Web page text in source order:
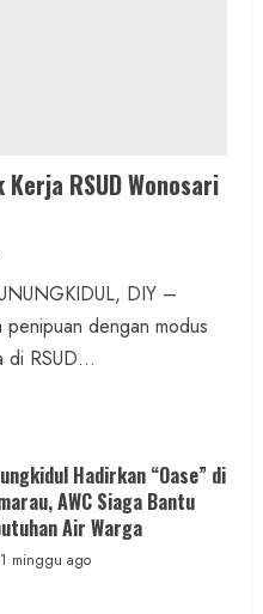
RSUD Wonosari
DIY –
dengan modus
di RSUD...
Hadirkan “Oase” di
AWC Siaga Bantu
Air Warga
minggu ago